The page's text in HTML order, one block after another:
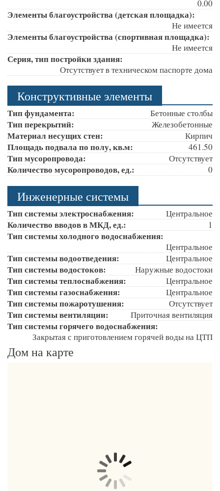
0.00
Элементы благоустройства (детская площадка):
Не имеется
Элементы благоустройства (спортивная площадка):
Не имеется
Серия, тип постройки здания:
Отсутствует в техническом паспорте дома
Конструктивные элементы
Тип фундамента: Бетонные столбы
Тип перекрытий: Железобетонные
Материал несущих стен: Кирпич
Площадь подвала по полу, кв.м: 461.50
Тип мусоропровода: Отсутствует
Количество мусоропроводов, ед.: 0
Инженерные системы
Тип системы электроснабжения: Центральное
Количество вводов в МКД, ед.: 1
Тип системы холодного водоснабжения:
Центральное
Тип системы водоотведения: Центральное
Тип системы водостоков: Наружные водостоки
Тип системы теплоснабжения: Центральное
Тип системы газоснабжения: Центральное
Тип системы пожаротушения: Отсутствует
Тип системы вентиляции: Приточная вентиляция
Тип системы горячего водоснабжения:
Закрытая с приготовлением горячей воды на ЦТП
Дом на карте